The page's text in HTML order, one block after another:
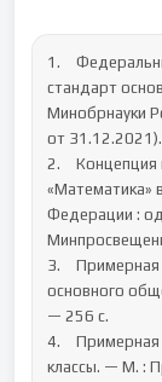
1.	Федеральный государственный образовательный
стандарт
Минобрнауки
от
2.	Концепция преподавания учебного предмета
«Математика»
Федерации :
3.	Примерная основная образовательная программа
основного
— 256 с.
4.	Примерная рабочая программа по математике. 5–9
классы. — М. :